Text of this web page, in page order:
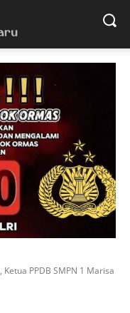
PPDB SMPN 1 Marisa